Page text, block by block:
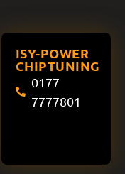
ISY-POWER
CHIPTUNING
0177
7777801